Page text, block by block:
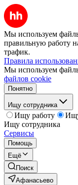
Мы используем
правильную работу
трафик.
Правила
Мы используем
файлов cookie
Понятно
Ищу сотрудника
Ищу работу
Ищу сотрудника
Сервисы
Помощь
Ещё
Поиск
Афанасьево